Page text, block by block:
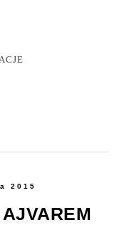
2015